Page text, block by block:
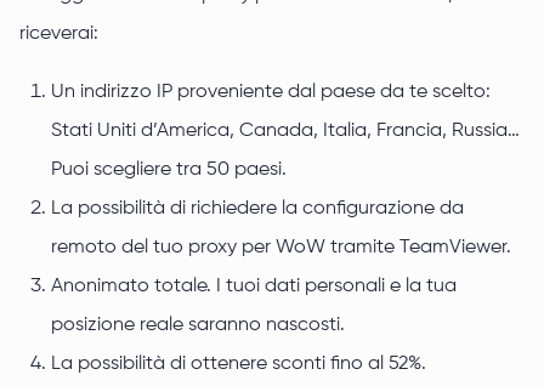
riceverai:
Un indirizzo IP proveniente dal paese da te scelto:
Stati Uniti d’America, Canada, Italia, Francia, Russia…
Puoi scegliere tra 50 paesi.
La possibilità di richiedere la configurazione da
remoto del tuo proxy per WoW tramite TeamViewer.
Anonimato totale. I tuoi dati personali e la tua
posizione reale saranno nascosti.
La possibilità di ottenere sconti fino al 52%.